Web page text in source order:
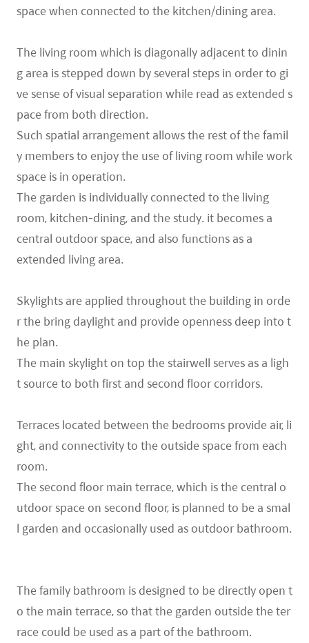
space when connected to the kitchen/dining area.
The living room which is diagonally adjacent to dinin
g area is stepped down by several steps in order to gi
ve sense of visual separation while read as extended s
pace from both direction.
Such spatial arrangement allows the rest of the famil
y members to enjoy the use of living room while work
space is in operation.
The garden is individually connected to the living
room, kitchen-dining, and the study. it becomes a
central outdoor space, and also functions as a
extended living area.
Skylights are applied throughout the building in orde
r the bring daylight and provide openness deep into t
he plan.
The main skylight on top the stairwell serves as a ligh
t source to both first and second floor corridors.
Terraces located between the bedrooms provide air, li
ght, and connectivity to the outside space from each
room.
The second floor main terrace, which is the central o
utdoor space on second floor, is planned to be a smal
l garden and occasionally used as outdoor bathroom.
The family bathroom is designed to be directly open t
o the main terrace, so that the garden outside the ter
race could be used as a part of the bathroom.